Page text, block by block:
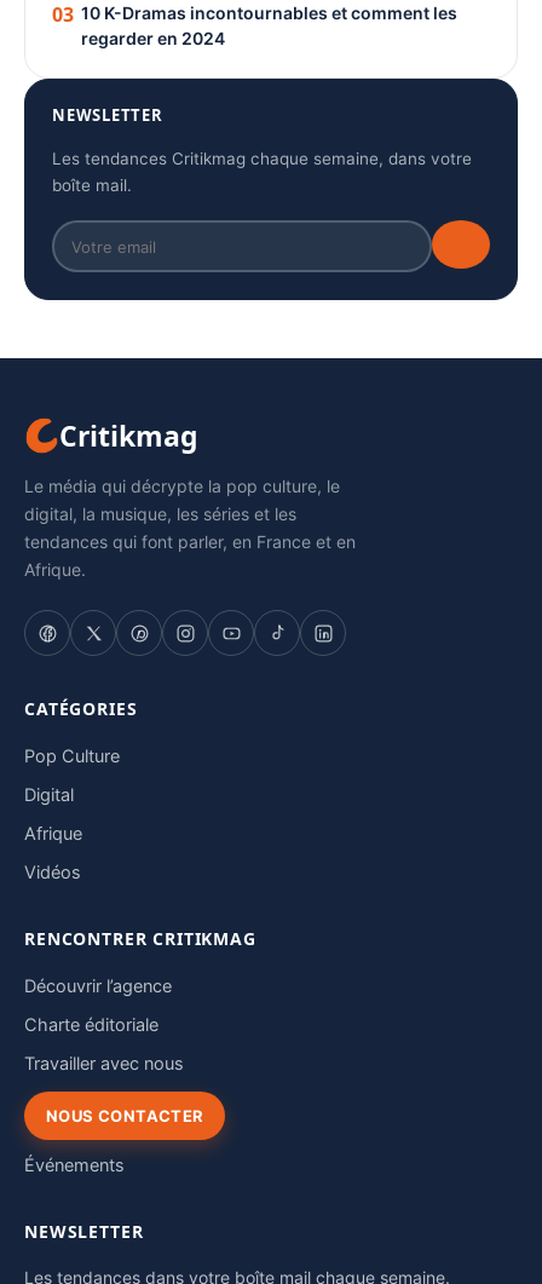
03 10 K-Dramas incontournables et comment les
regarder en 2024
NEWSLETTER
Les tendances Critikmag chaque semaine, dans votre
boîte mail.
Critikmag
Le média qui décrypte la pop culture, le
digital, la musique, les séries et les
tendances qui font parler, en France et en
Afrique.
CATÉGORIES
Pop Culture
Digital
Afrique
Vidéos
RENCONTRER CRITIKMAG
Découvrir l’agence
Charte éditoriale
Travailler avec nous
NOUS CONTACTER
Événements
NEWSLETTER
Les tendances dans votre boîte mail chaque semaine.